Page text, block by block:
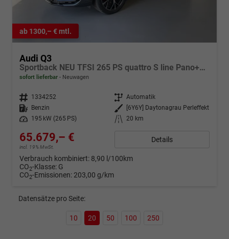
ab 1300,– € mtl.
Audi Q3
Sportback NEU TFSI 265 PS quattro S line Pano+TechPro+Matrix+AHK+HUD+Alu20+KlimaPlus+DCC+SONOS
sofort lieferbar Neuwagen
Fahrzeugnr. 1334252 Getriebe Automatik
Kraftstoff
Benzin Außenfarbe
[6Y6Y] Daytonagrau Perleffekt
Leistung
195 kW (265 PS) Kilometerstand 20 km
65.679,– €
incl. 19% MwSt.
Details
Verbrauch kombiniert: 8,90 l/100km
CO2-Klasse: G
CO2-Emissionen: 203,00 g/km
Datensätze pro Seite:
10 20 50 100 250